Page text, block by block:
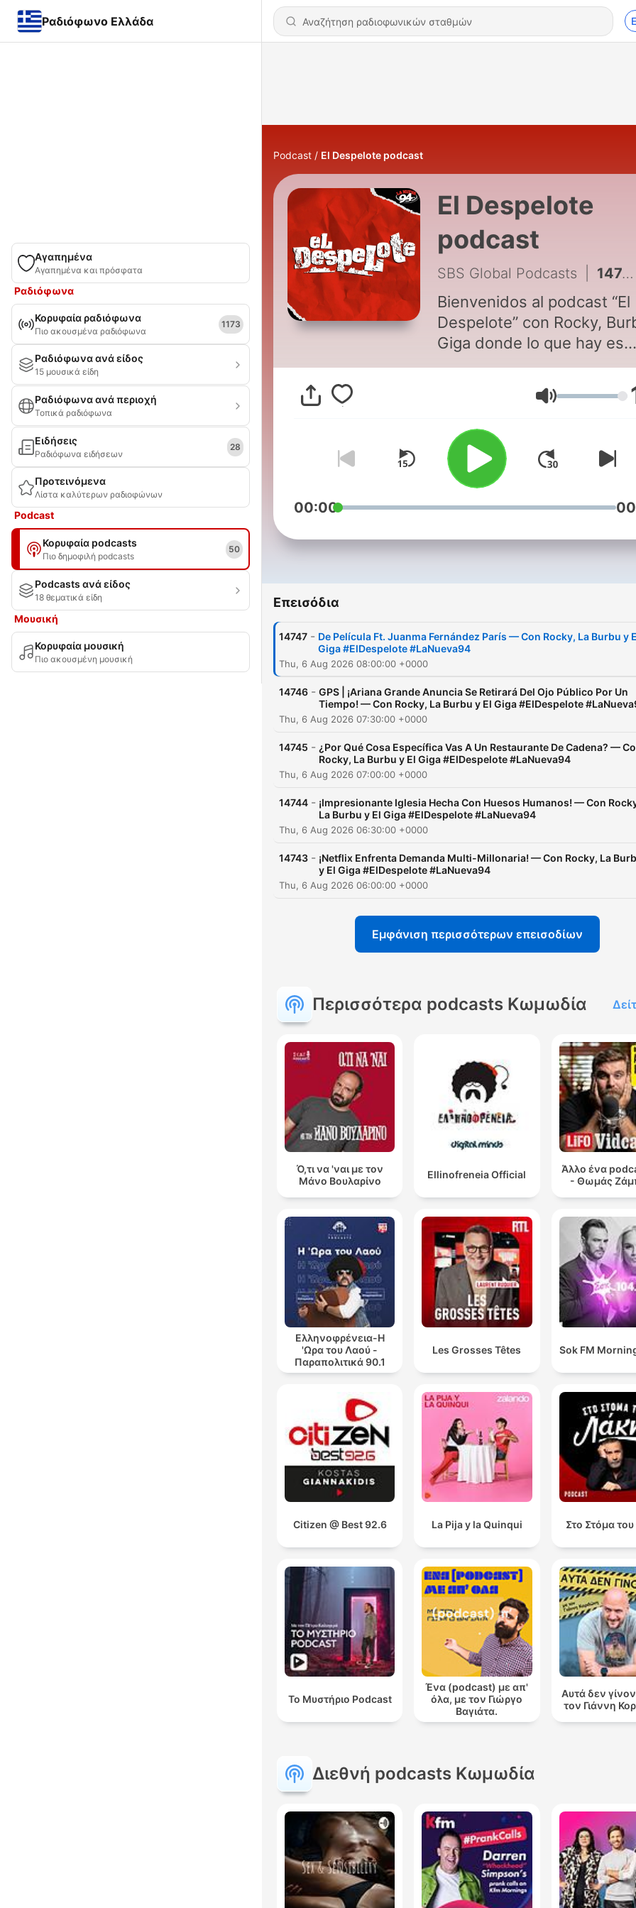
Ραδιόφωνο Ελλάδα
Αγαπημένα
Αγαπημένα και πρόσφατα
Ραδιόφωνα
Κορυφαία ραδιόφωνα
Πιο ακουσμένα ραδιόφωνα
1173
Ραδιόφωνα ανά είδος
15 μουσικά είδη
Ραδιόφωνα ανά περιοχή
Τοπικά ραδιόφωνα
Ειδήσεις
Ραδιόφωνα ειδήσεων
28
Προτεινόμενα
Λίστα καλύτερων ραδιοφώνων
Podcast
Κορυφαία podcasts
Πιο δημοφιλή podcasts
50
Podcasts ανά είδος
18 θεματικά είδη
Μουσική
Κορυφαία μουσική
Πιο ακουσμένη μουσική
Podcast El Despelote podcast
El Despelote
podcast
SBS Global Podcasts 14747 - De Película Ft. Juanma Fernández París — Con Rocky, La Burbu y El Giga #ElDespelote #LaNueva94
Bienvenidos al podcast “El
Despelote” con Rocky,
Giga donde lo que hay es
entretenimiento, noticias,
invitados especiales y
episodio de este vacilón
garantizado a ponerles una
sonrisa en la cara. El podcast
“El Despelote” está aquí.
Ένταση
00:00
Επεισόδια
14747 - De Película Ft. Juanma Fernández París — Con Rocky, La Burbu y
Giga #ElDespelote #LaNueva94
Thu, 6 Aug 2026 08:00:00 +0000
14746 - GPS | ¡Ariana Grande Anuncia Se Retirará Del Ojo Público Por Un
Tiempo! — Con Rocky, La Burbu y El Giga #ElDespelote
Thu, 6 Aug 2026 07:30:00 +0000
14745 - ¿Por Qué Cosa Específica Vas A Un Restaurante De Cadena? —
Rocky, La Burbu y El Giga #ElDespelote #LaNueva94
Thu, 6 Aug 2026 07:00:00 +0000
14744 - ¡Impresionante Iglesia Hecha Con Huesos Humanos! — Con
La Burbu y El Giga #ElDespelote #LaNueva94
Thu, 6 Aug 2026 06:30:00 +0000
14743 - ¡Netflix Enfrenta Demanda Multi-Millonaria! — Con Rocky, La
y El Giga #ElDespelote #LaNueva94
Thu, 6 Aug 2026 06:00:00 +0000
Εμφάνιση περισσότερων επεισοδίων
Περισσότερα podcasts Κωμωδία
Ό,τι να 'ναι με τον
Μάνο Βουλαρίνο
Ellinofreneia Official
Άλλο ένα
- Θωμάς
Ελληνοφρένεια-Η
'Ωρα του Λαού -
Παραπολιτικά 90.1
Les Grosses Têtes Sok FM
Citizen @ Best 92.6 La Pija y la Quinqui Στο Στόμα
Το Μυστήριο Podcast
Ένα (podcast) με απ'
όλα, με τον Γιώργο
Βαγιάτα.
Αυτά δεν
τον Γιάννη
Διεθνή podcasts Κωμωδία